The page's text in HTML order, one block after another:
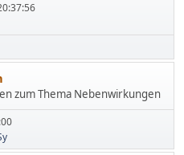
zum Thema Nebenwirkungen